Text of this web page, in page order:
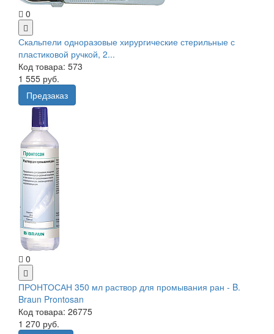
0
Скальпели одноразовые хирургические стерильные с
пластиковой ручкой, 2...
Код товара: 573
1 555 руб.
Предзаказ
0
ПРОНТОСАН 350 мл раствор для промывания ран - B.
Braun Prontosan
Код товара: 26775
1 270 руб.